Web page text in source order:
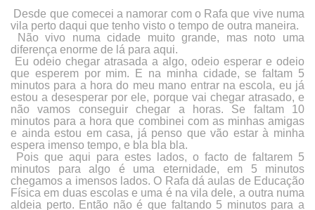
Desde que comecei a namorar com o Rafa que vive numa
vila perto daqui que tenho visto o tempo de outra maneira.
Não vivo numa cidade muito grande, mas noto uma
diferença enorme de lá para aqui.
Eu odeio chegar atrasada a algo, odeio esperar e odeio
que esperem por mim. E na minha cidade, se faltam 5
minutos para a hora do meu mano entrar na escola, eu já
estou a desesperar por ele, porque vai chegar atrasado, e
não vamos conseguir chegar a horas. Se faltam 10
minutos para a hora que combinei com as minhas amigas
e ainda estou em casa, já penso que vão estar à minha
espera imenso tempo, e bla bla bla.
Pois que aqui para estes lados, o facto de faltarem 5
minutos para algo é uma eternidade, em 5 minutos
chegamos a imensos lados. O Rafa dá aulas de Educação
Física em duas escolas e uma é na vila dele, a outra numa
aldeia perto. Então não é que faltando 5 minutos para a